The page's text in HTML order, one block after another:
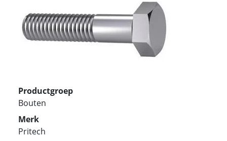
Productgroep
Bouten
Merk
Pritech